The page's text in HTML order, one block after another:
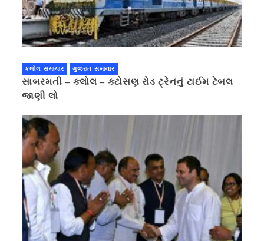
કલોલ સમાચાર ગુજરાત સમાચાર
સાબરમતી – કલોલ – કટોસણ રોડ ટ્રેનનું ટાઈમ ટેબલ
જાણી લો